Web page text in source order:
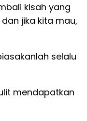
kisah yang
jika kita mau,
selalu
mendapatkan